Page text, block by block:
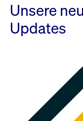
Unsere
Updates